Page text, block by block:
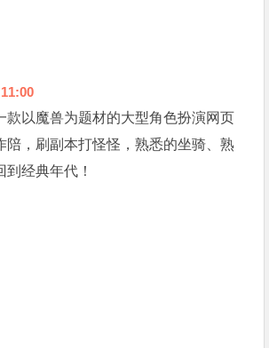
款以魔兽为题材的大型角色扮演网页
陪，刷副本打怪怪，熟悉的坐骑、熟
经典年代！